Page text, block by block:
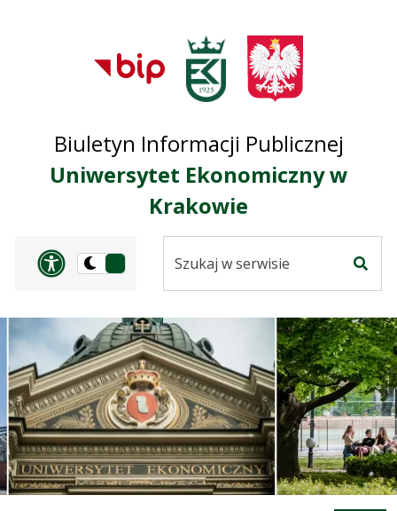
Przejdź do
głównego menu
Przejdź do treści
Przejdź do mapy
serwisu
Biuletyn Informacji Publicznej
Uniwersytet Ekonomiczny w
Krakowie
Panel dostosowania
Przełącz
ciemną
serwisie